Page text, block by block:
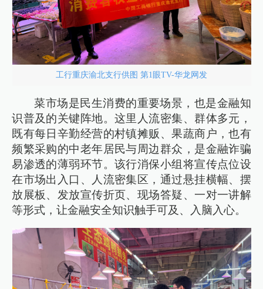
工行重庆渝北支行供图 第1眼TV-华龙网发
菜市场是民生消费的重要场景，也是金融知
识普及的关键阵地。这里人流密集、群体多元，
既有每日辛勤经营的村镇摊贩、果蔬商户，也有
频繁采购的中老年居民与周边群众，是金融诈骗
易渗透的薄弱环节。该行消保小组将宣传点位设
在市场出入口、人流密集区，通过悬挂横幅、摆
放展板、发放宣传折页、现场答疑、一对一讲解
等形式，让金融安全知识触手可及、入脑入心。